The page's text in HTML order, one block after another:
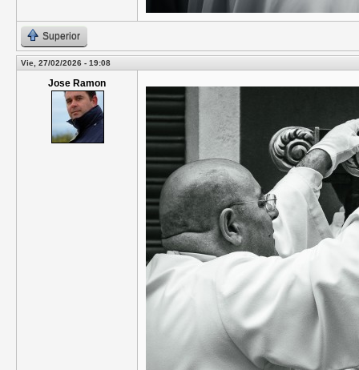
Superior
Vie, 27/02/2026 - 19:08
Jose Ramon